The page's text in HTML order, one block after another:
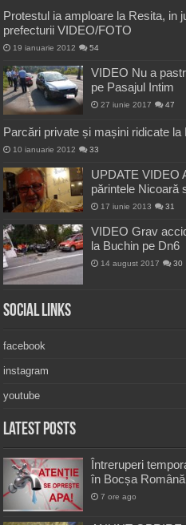
Protestul ia amploare la Resita, in
prefecturii VIDEO/FOTO
19 ianuarie 2012 54
VIDEO Nu a
pe Pasajul Intim
27 iunie 2017 47
Parcări private și mașini ridicate la
10 ianuarie 2012 33
UPDATE VIDEO
părintele Nicoară
17 iunie 2013 31
VIDEO Grav
la Buchin pe Dn6
14 august 2017 30
Social Links
facebook
instagram
youtube
Latest Posts
Întreruperi
în Bocșa
7 ore ago